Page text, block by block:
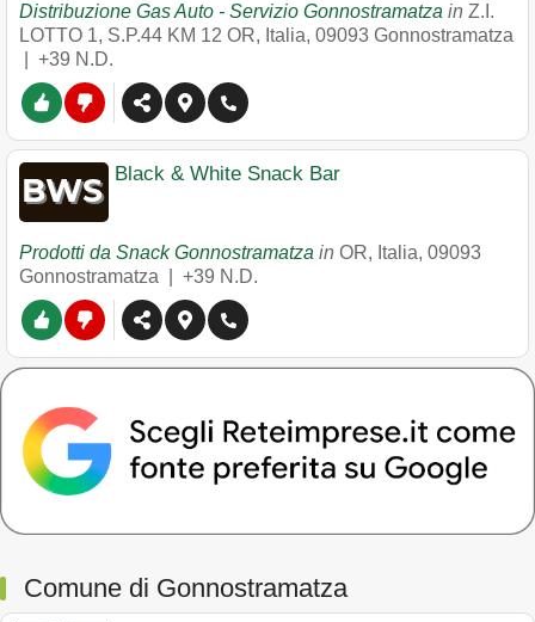
Distribuzione Gas Auto - Servizio Gonnostramatza in Z.I.
LOTTO 1, S.P.44 KM 12 OR, Italia, 09093 Gonnostramatza
+39 N.D.
Black & White Snack Bar
Prodotti da Snack Gonnostramatza in OR, Italia, 09093
Gonnostramatza
+39 N.D.
Comune di Gonnostramatza